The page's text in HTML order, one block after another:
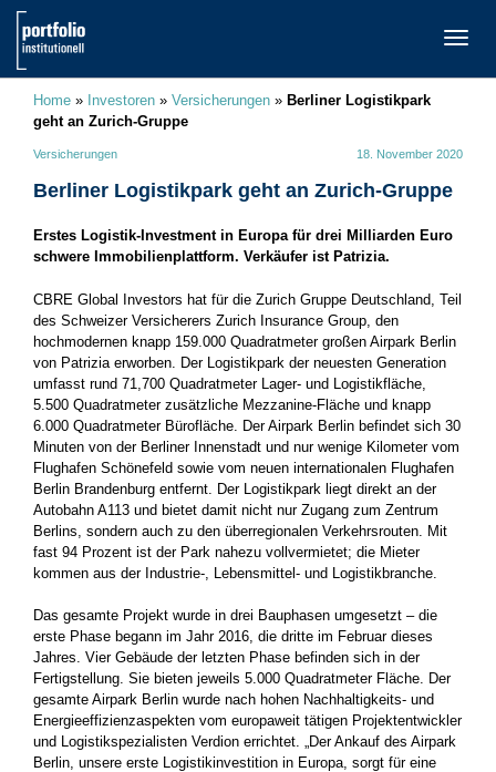
Home » Investoren » Versicherungen » Berliner Logistikpark
geht an Zurich-Gruppe
Versicherungen 18. November 2020
Berliner Logistikpark geht an Zurich-Gruppe
Erstes Logistik-Investment in Europa für drei Milliarden Euro
schwere Immobilienplattform. Verkäufer ist Patrizia.
CBRE Global Investors hat für die Zurich Gruppe Deutschland, Teil
des Schweizer Versicherers Zurich Insurance Group, den
hochmodernen knapp 159.000 Quadratmeter großen Airpark Berlin
von Patrizia erworben. Der Logistikpark der neuesten Generation
umfasst rund 71,700 Quadratmeter Lager- und Logistikfläche,
5.500 Quadratmeter zusätzliche Mezzanine-Fläche und knapp
6.000 Quadratmeter Bürofläche. Der Airpark Berlin befindet sich 30
Minuten von der Berliner Innenstadt und nur wenige Kilometer vom
Flughafen Schönefeld sowie vom neuen internationalen Flughafen
Berlin Brandenburg entfernt. Der Logistikpark liegt direkt an der
Autobahn A113 und bietet damit nicht nur Zugang zum Zentrum
Berlins, sondern auch zu den überregionalen Verkehrsrouten. Mit
fast 94 Prozent ist der Park nahezu vollvermietet; die Mieter
kommen aus der Industrie-, Lebensmittel- und Logistikbranche.
Das gesamte Projekt wurde in drei Bauphasen umgesetzt – die
erste Phase begann im Jahr 2016, die dritte im Februar dieses
Jahres. Vier Gebäude der letzten Phase befinden sich in der
Fertigstellung. Sie bieten jeweils 5.000 Quadratmeter Fläche. Der
gesamte Airpark Berlin wurde nach hohen Nachhaltigkeits- und
Energieeffizienzaspekten vom europaweit tätigen Projektentwickler
und Logistikspezialisten Verdion errichtet. „Der Ankauf des Airpark
Berlin, unsere erste Logistikinvestition in Europa, sorgt für eine